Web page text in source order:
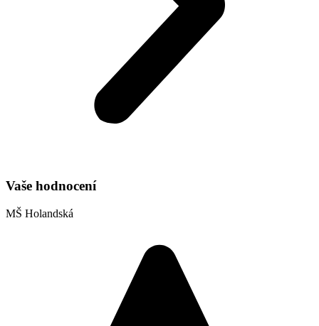
Vaše hodnocení
MŠ Holandská